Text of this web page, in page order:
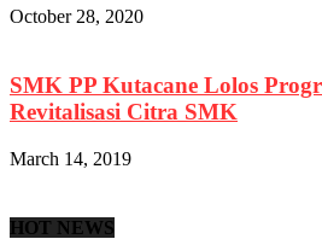
October 28, 2020
SMK PP Kutacane Lolos
Revitalisasi Citra SMK
March 14, 2019
HOT NEWS